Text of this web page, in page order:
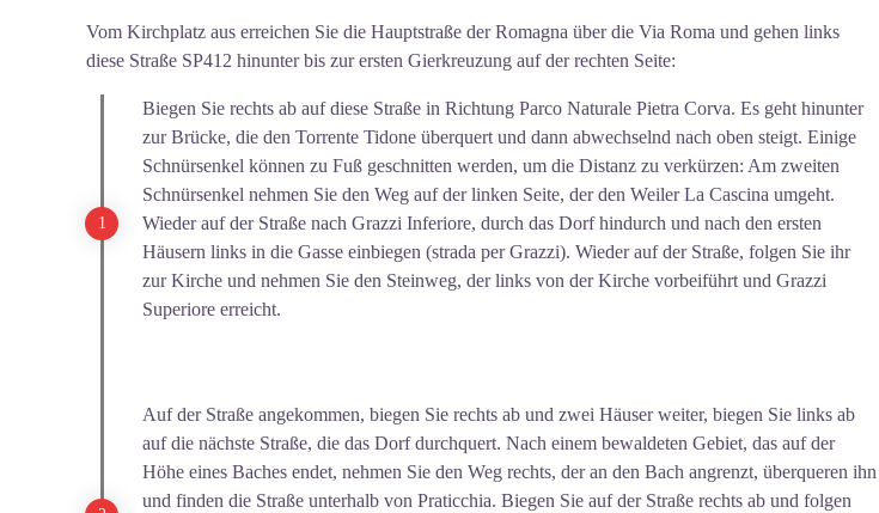
Vom Kirchplatz aus erreichen Sie die Hauptstraße der Romagna über die Via Roma und gehen links
diese Straße SP412 hinunter bis zur ersten Gierkreuzung auf der rechten Seite:
Biegen Sie rechts ab auf diese Straße in Richtung Parco Naturale Pietra Corva. Es geht hinunter
zur Brücke, die den Torrente Tidone überquert und dann abwechselnd nach oben steigt. Einige
Schnürsenkel können zu Fuß geschnitten werden, um die Distanz zu verkürzen: Am zweiten
Schnürsenkel nehmen Sie den Weg auf der linken Seite, der den Weiler La Cascina umgeht.
Wieder auf der Straße nach Grazzi Inferiore, durch das Dorf hindurch und nach den ersten
Häusern links in die Gasse einbiegen (strada per Grazzi). Wieder auf der Straße, folgen Sie ihr
zur Kirche und nehmen Sie den Steinweg, der links von der Kirche vorbeiführt und Grazzi
Superiore erreicht.
Auf der Straße angekommen, biegen Sie rechts ab und zwei Häuser weiter, biegen Sie links ab
auf die nächste Straße, die das Dorf durchquert. Nach einem bewaldeten Gebiet, das auf der
Höhe eines Baches endet, nehmen Sie den Weg rechts, der an den Bach angrenzt, überqueren ihn
und finden die Straße unterhalb von Praticchia. Biegen Sie auf der Straße rechts ab und folgen